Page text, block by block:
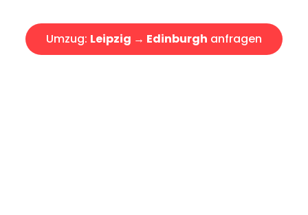
Umzug: Leipzig → Edinburgh anfragen